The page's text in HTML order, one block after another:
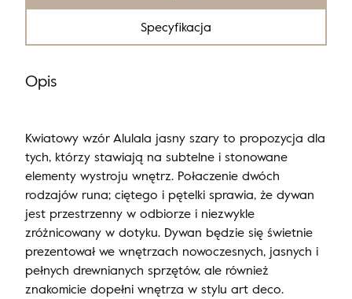
Specyfikacja
Opis
Kwiatowy wzór Alulala jasny szary to propozycja dla
tych, którzy stawiają na subtelne i stonowane
elementy wystroju wnętrz. Połaczenie dwóch
rodzajów runa; ciętego i pętelki sprawia, że dywan
jest przestrzenny w odbiorze i niezwykle
zróżnicowany w dotyku. Dywan będzie się świetnie
prezentował we wnętrzach nowoczesnych, jasnych i
pełnych drewnianych sprzętów, ale również
znakomicie dopełni wnętrza w stylu art deco.